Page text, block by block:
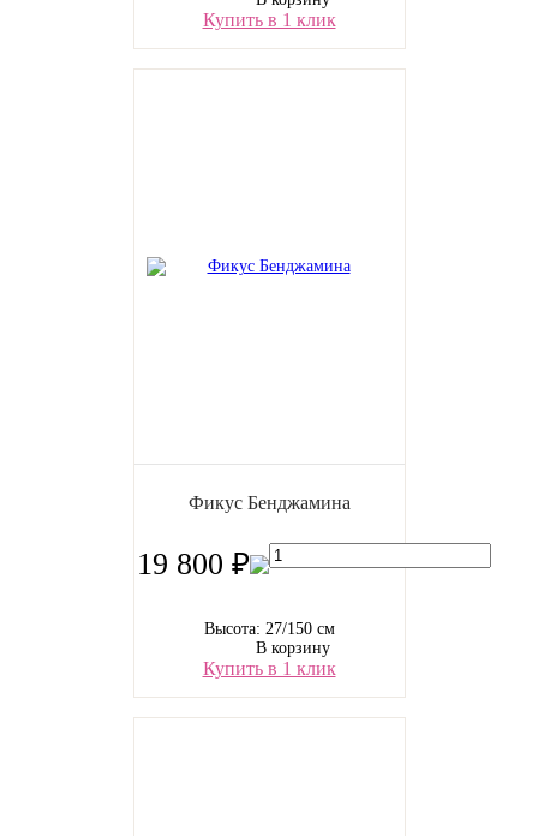
Купить в 1 клик
Фикус Бенджамина
19 800 ₽
Высота: 27/150 см
В корзину
Купить в 1 клик